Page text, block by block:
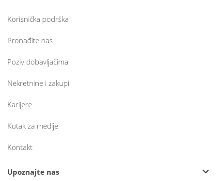
Korisnička podrška
Pronađite nas
Poziv dobavljačima
Nekretnine i zakupi
Karijere
Kutak za medije
Kontakt
Upoznajte nas